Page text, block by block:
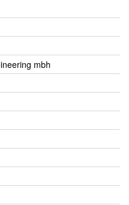
mbh